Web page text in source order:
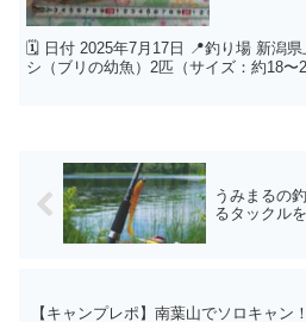
🗓 日付 2025年7月17日 📍釣り場 新潟県上越市某所 🎣釣れた魚 ワカ
うみまるの
るタックルを
【キャンプレポ】南葉山でソロキャン！